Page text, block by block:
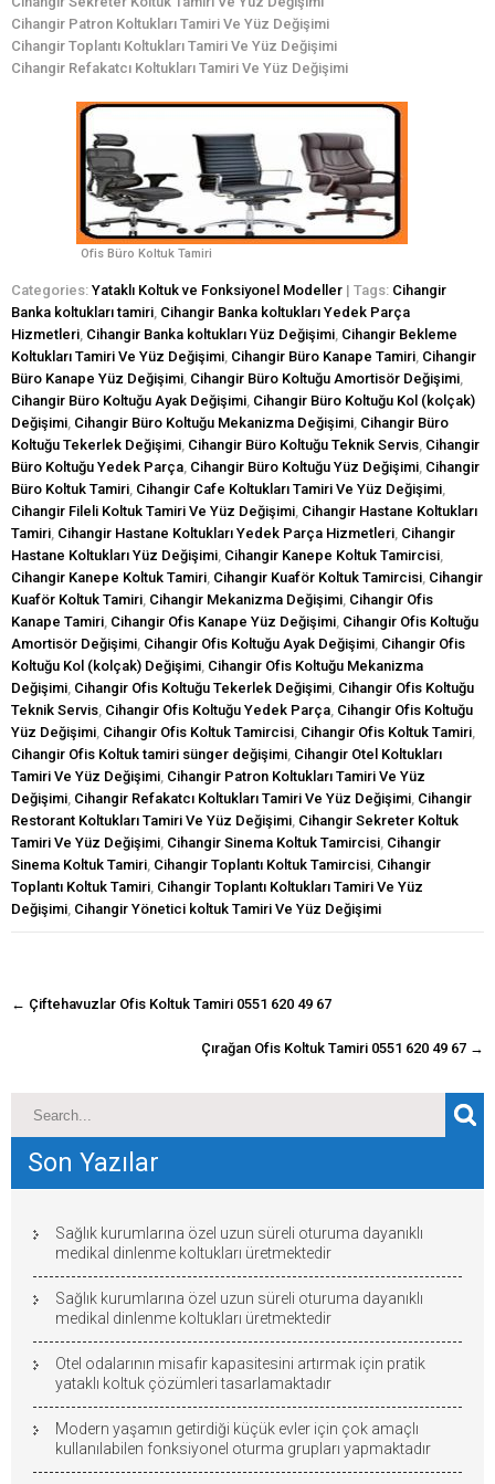
Cihangir Patron Koltukları Tamiri Ve Yüz Değişimi
Cihangir Toplantı Koltukları Tamiri Ve Yüz Değişimi
Cihangir Refakatcı Koltukları Tamiri Ve Yüz Değişimi
Ofis Büro Koltuk Tamiri
Categories: Yataklı Koltuk ve Fonksiyonel Modeller | Tags: Cihangir
Banka koltukları tamiri, Cihangir Banka koltukları Yedek Parça
Hizmetleri, Cihangir Banka koltukları Yüz Değişimi, Cihangir Bekleme
Koltukları Tamiri Ve Yüz Değişimi, Cihangir Büro Kanape Tamiri, Cihangir
Büro Kanape Yüz Değişimi, Cihangir Büro Koltuğu Amortisör Değişimi,
Cihangir Büro Koltuğu Ayak Değişimi, Cihangir Büro Koltuğu Kol (kolçak)
Değişimi, Cihangir Büro Koltuğu Mekanizma Değişimi, Cihangir Büro
Koltuğu Tekerlek Değişimi, Cihangir Büro Koltuğu Teknik Servis, Cihangir
Büro Koltuğu Yedek Parça, Cihangir Büro Koltuğu Yüz Değişimi, Cihangir
Büro Koltuk Tamiri, Cihangir Cafe Koltukları Tamiri Ve Yüz Değişimi,
Cihangir Fileli Koltuk Tamiri Ve Yüz Değişimi, Cihangir Hastane Koltukları
Tamiri, Cihangir Hastane Koltukları Yedek Parça Hizmetleri, Cihangir
Hastane Koltukları Yüz Değişimi, Cihangir Kanepe Koltuk Tamircisi,
Cihangir Kanepe Koltuk Tamiri, Cihangir Kuaför Koltuk Tamircisi, Cihangir
Kuaför Koltuk Tamiri, Cihangir Mekanizma Değişimi, Cihangir Ofis
Kanape Tamiri, Cihangir Ofis Kanape Yüz Değişimi, Cihangir Ofis Koltuğu
Amortisör Değişimi, Cihangir Ofis Koltuğu Ayak Değişimi, Cihangir Ofis
Koltuğu Kol (kolçak) Değişimi, Cihangir Ofis Koltuğu Mekanizma
Değişimi, Cihangir Ofis Koltuğu Tekerlek Değişimi, Cihangir Ofis Koltuğu
Teknik Servis, Cihangir Ofis Koltuğu Yedek Parça, Cihangir Ofis Koltuğu
Yüz Değişimi, Cihangir Ofis Koltuk Tamircisi, Cihangir Ofis Koltuk Tamiri,
Cihangir Ofis Koltuk tamiri sünger değişimi, Cihangir Otel Koltukları
Tamiri Ve Yüz Değişimi, Cihangir Patron Koltukları Tamiri Ve Yüz
Değişimi, Cihangir Refakatcı Koltukları Tamiri Ve Yüz Değişimi, Cihangir
Restorant Koltukları Tamiri Ve Yüz Değişimi, Cihangir Sekreter Koltuk
Tamiri Ve Yüz Değişimi, Cihangir Sinema Koltuk Tamircisi, Cihangir
Sinema Koltuk Tamiri, Cihangir Toplantı Koltuk Tamircisi, Cihangir
Toplantı Koltuk Tamiri, Cihangir Toplantı Koltukları Tamiri Ve Yüz
Değişimi, Cihangir Yönetici koltuk Tamiri Ve Yüz Değişimi
navigasyon
← Çiftehavuzlar Ofis Koltuk Tamiri 0551 620 49 67
Çırağan Ofis Koltuk Tamiri 0551 620 49 67 →
Son Yazılar
Sağlık kurumlarına özel uzun süreli oturuma dayanıklı
medikal dinlenme koltukları üretmektedir
Sağlık kurumlarına özel uzun süreli oturuma dayanıklı
medikal dinlenme koltukları üretmektedir
Otel odalarının misafir kapasitesini artırmak için pratik
yataklı koltuk çözümleri tasarlamaktadır
Modern yaşamın getirdiği küçük evler için çok amaçlı
kullanılabilen fonksiyonel oturma grupları yapmaktadır